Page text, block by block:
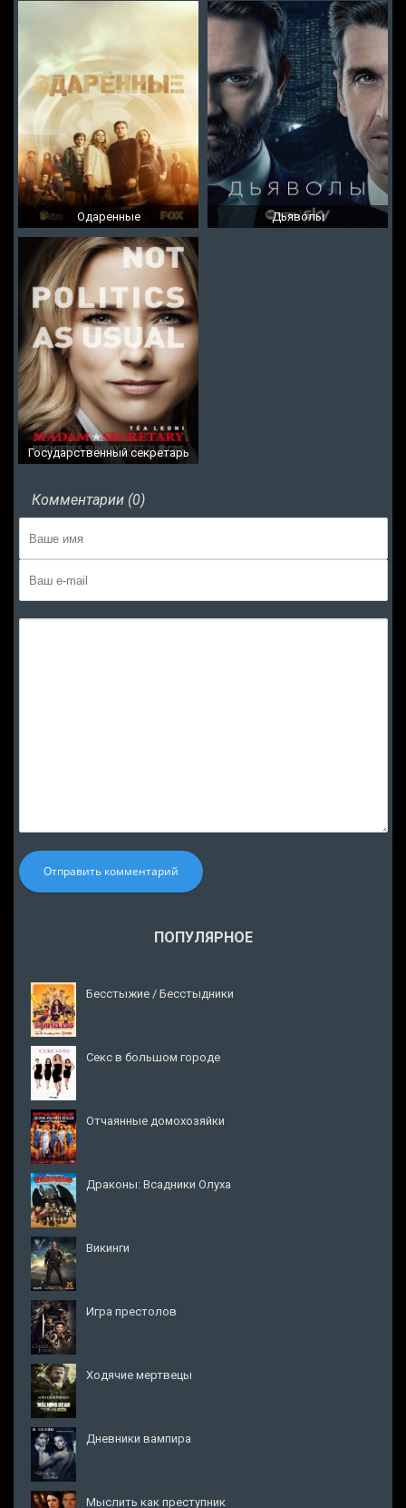
Одаренные Дьяволы
Государственный секретарь
Комментарии (0)
Отправить комментарий
ПОПУЛЯРНОЕ
Бесстыжие / Бесстыдники
Секс в большом городе
Отчаянные домохозяйки
Драконы: Всадники Олуха
Викинги
Игра престолов
Ходячие мертвецы
Дневники вампира
Мыслить как преступник